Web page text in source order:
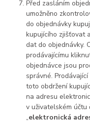
Před zasláním
umožněno
do objednávky
kupujícího zjišťovat
dat do objednávky.
prodávajícímu
objednávce jsou
správné.
toto obdržení
na adresu
v uživatelském
„elektronická